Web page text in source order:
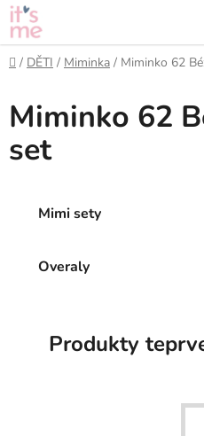
Přejít
na
obsah
Domů
/ DĚTI / Miminka / Miminko 62
Miminko 62
set
Mimi sety
Overaly
Produkty